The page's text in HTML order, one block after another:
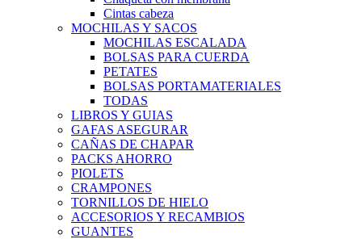
Cintas cabeza
MOCHILAS Y SACOS
MOCHILAS ESCALADA
BOLSAS PARA CUERDA
PETATES
BOLSAS PORTAMATERIALES
TODAS
LIBROS Y GUIAS
GAFAS ASEGURAR
CAÑAS DE CHAPAR
PACKS AHORRO
PIOLETS
CRAMPONES
TORNILLOS DE HIELO
ACCESORIOS Y RECAMBIOS
GUANTES